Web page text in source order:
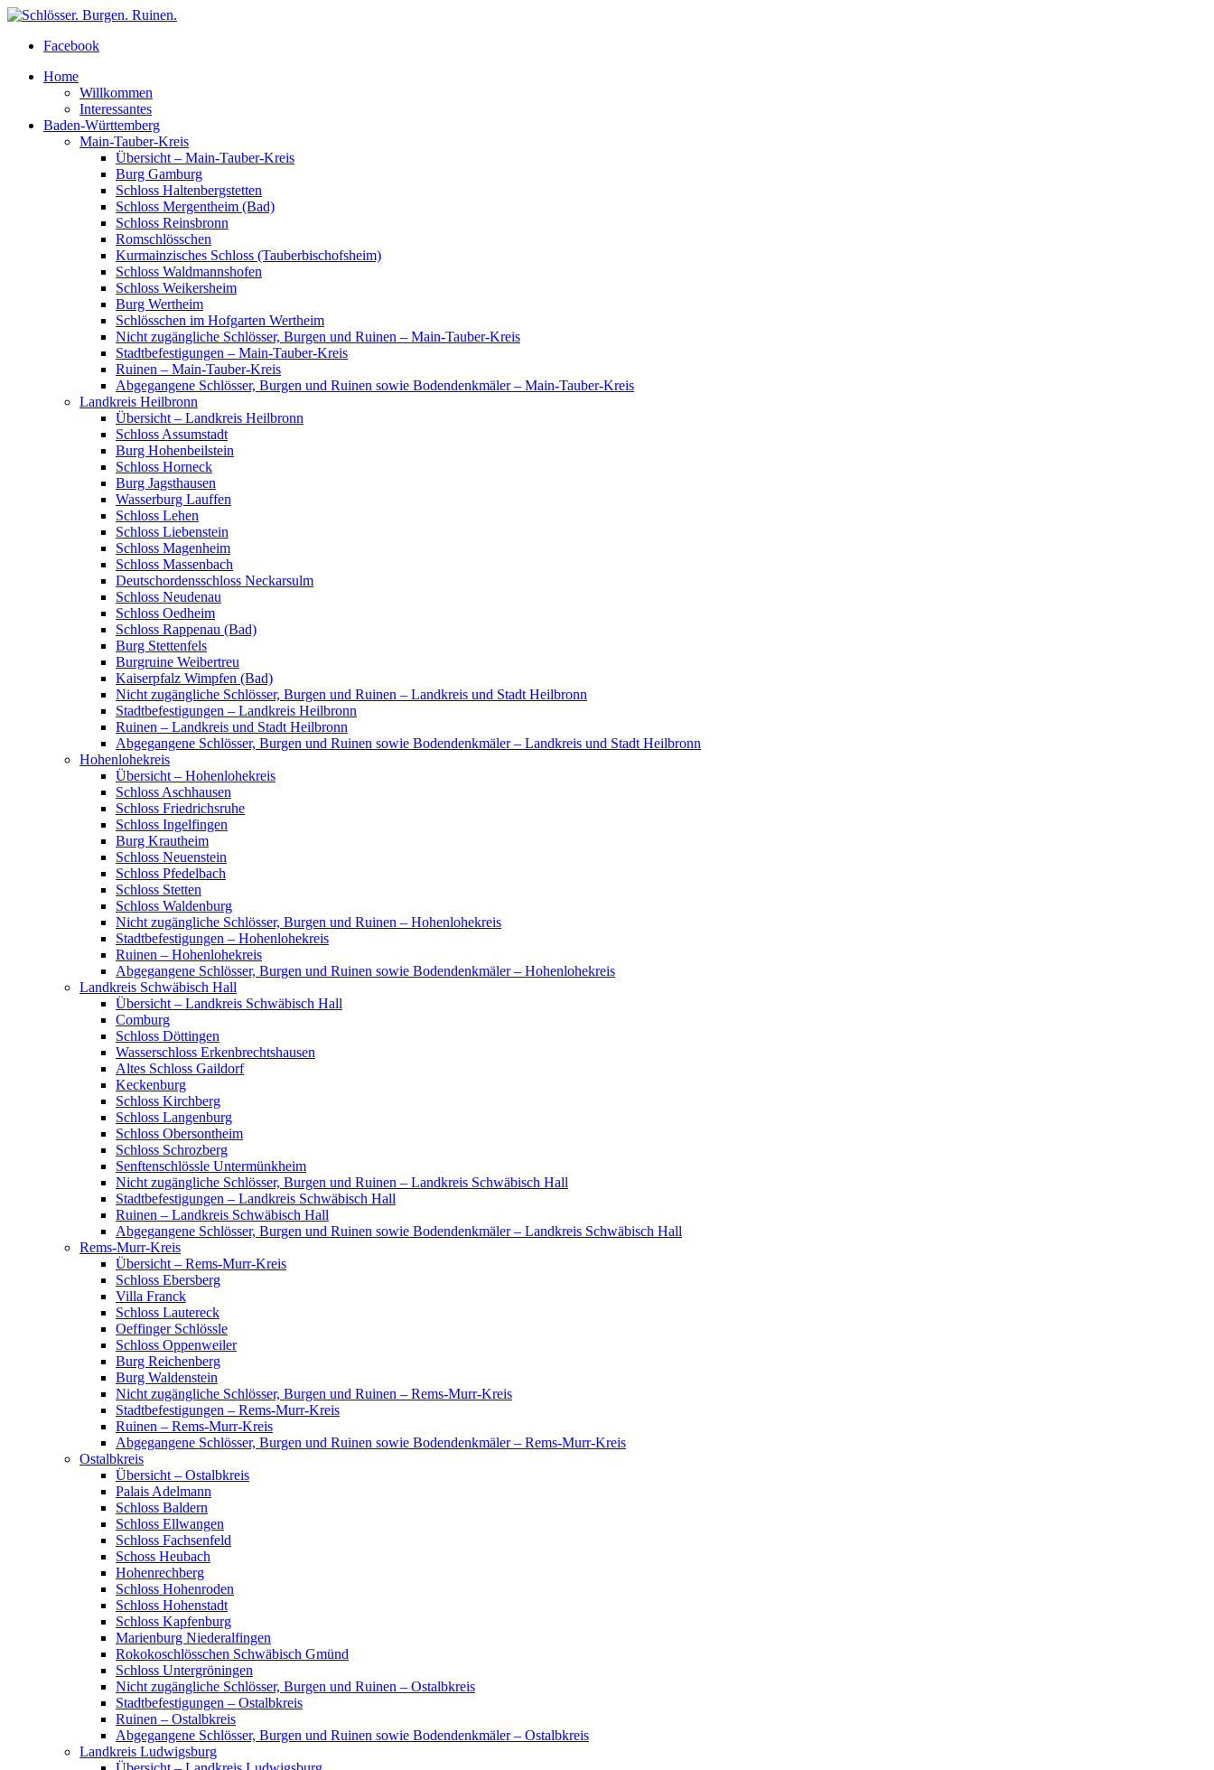
Facebook
Home
Willkommen
Interessantes
Baden-Württemberg
Main-Tauber-Kreis
Übersicht – Main-Tauber-Kreis
Burg Gamburg
Schloss Haltenbergstetten
Schloss Mergentheim (Bad)
Schloss Reinsbronn
Romschlösschen
Kurmainzisches Schloss (Tauberbischofsheim)
Schloss Waldmannshofen
Schloss Weikersheim
Burg Wertheim
Schlösschen im Hofgarten Wertheim
Nicht zugängliche Schlösser, Burgen und Ruinen – Main-Tauber-Kreis
Stadtbefestigungen – Main-Tauber-Kreis
Ruinen – Main-Tauber-Kreis
Abgegangene Schlösser, Burgen und Ruinen sowie Bodendenkmäler – Main-Tauber-Kreis
Landkreis Heilbronn
Übersicht – Landkreis Heilbronn
Schloss Assumstadt
Burg Hohenbeilstein
Schloss Horneck
Burg Jagsthausen
Wasserburg Lauffen
Schloss Lehen
Schloss Liebenstein
Schloss Magenheim
Schloss Massenbach
Deutschordensschloss Neckarsulm
Schloss Neudenau
Schloss Oedheim
Schloss Rappenau (Bad)
Burg Stettenfels
Burgruine Weibertreu
Kaiserpfalz Wimpfen (Bad)
Nicht zugängliche Schlösser, Burgen und Ruinen – Landkreis und Stadt Heilbronn
Stadtbefestigungen – Landkreis Heilbronn
Ruinen – Landkreis und Stadt Heilbronn
Abgegangene Schlösser, Burgen und Ruinen sowie Bodendenkmäler – Landkreis und Stadt Heilbronn
Hohenlohekreis
Übersicht – Hohenlohekreis
Schloss Aschhausen
Schloss Friedrichsruhe
Schloss Ingelfingen
Burg Krautheim
Schloss Neuenstein
Schloss Pfedelbach
Schloss Stetten
Schloss Waldenburg
Nicht zugängliche Schlösser, Burgen und Ruinen – Hohenlohekreis
Stadtbefestigungen – Hohenlohekreis
Ruinen – Hohenlohekreis
Abgegangene Schlösser, Burgen und Ruinen sowie Bodendenkmäler – Hohenlohekreis
Landkreis Schwäbisch Hall
Übersicht – Landkreis Schwäbisch Hall
Comburg
Schloss Döttingen
Wasserschloss Erkenbrechtshausen
Altes Schloss Gaildorf
Keckenburg
Schloss Kirchberg
Schloss Langenburg
Schloss Obersontheim
Schloss Schrozberg
Senftenschlössle Untermünkheim
Nicht zugängliche Schlösser, Burgen und Ruinen – Landkreis Schwäbisch Hall
Stadtbefestigungen – Landkreis Schwäbisch Hall
Ruinen – Landkreis Schwäbisch Hall
Abgegangene Schlösser, Burgen und Ruinen sowie Bodendenkmäler – Landkreis Schwäbisch Hall
Rems-Murr-Kreis
Übersicht – Rems-Murr-Kreis
Schloss Ebersberg
Villa Franck
Schloss Lautereck
Oeffinger Schlössle
Schloss Oppenweiler
Burg Reichenberg
Burg Waldenstein
Nicht zugängliche Schlösser, Burgen und Ruinen – Rems-Murr-Kreis
Stadtbefestigungen – Rems-Murr-Kreis
Ruinen – Rems-Murr-Kreis
Abgegangene Schlösser, Burgen und Ruinen sowie Bodendenkmäler – Rems-Murr-Kreis
Ostalbkreis
Übersicht – Ostalbkreis
Palais Adelmann
Schloss Baldern
Schloss Ellwangen
Schloss Fachsenfeld
Schoss Heubach
Hohenrechberg
Schloss Hohenroden
Schloss Hohenstadt
Schloss Kapfenburg
Marienburg Niederalfingen
Rokokoschlösschen Schwäbisch Gmünd
Schloss Untergröningen
Nicht zugängliche Schlösser, Burgen und Ruinen – Ostalbkreis
Stadtbefestigungen – Ostalbkreis
Ruinen – Ostalbkreis
Abgegangene Schlösser, Burgen und Ruinen sowie Bodendenkmäler – Ostalbkreis
Landkreis Ludwigsburg